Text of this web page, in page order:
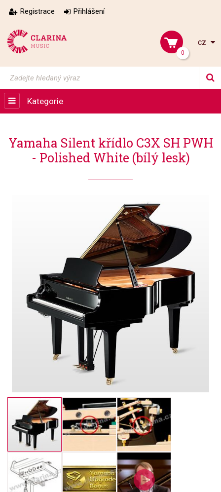
Registrace Přihlášení
0
cz
Kategorie
Yamaha Silent křídlo C3X SH PWH
- Polished White (bílý lesk)